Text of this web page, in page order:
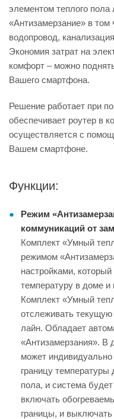
элементом теплого
«Антизамерзание» в
водопровод,
Экономия затрат на
комфорт – можно
Вашего смартфона.
Решение работает при
обеспечивает роутер в
осуществляется с
Вашем смартфоне.
Функции:
Режим
коммуникаций от
Комплект «Умный
режимом
настройками,
температуру в доме и
Комплект «Умный
отслеживать
лайн. Обладает
«Антизамерзания». В
может
границу
пола, и система
включать
границы, и